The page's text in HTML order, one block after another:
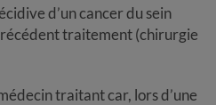
d’un cancer du sein
traitement (chirurgie
traitant car, lors d’une